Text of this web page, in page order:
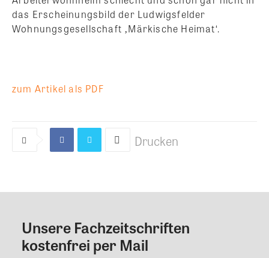
das Erscheinungsbild der Ludwigsfelder
Wohnungsgesellschaft ‚Märkische Heimat‘.
zum Artikel als PDF
Drucken
Kommentar
Unsere Fachzeitschriften
kostenfrei per Mail